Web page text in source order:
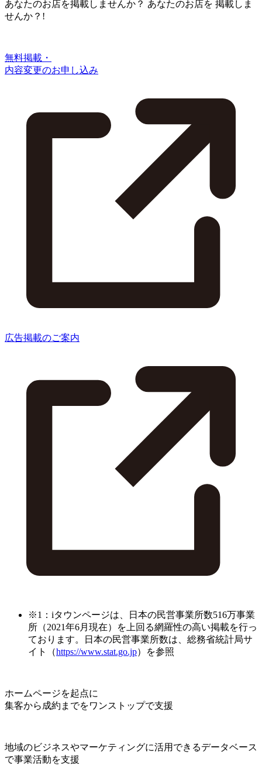
あなたのお店を掲載しませんか？ あなたのお店を 掲載しま
せんか？!
無料掲載・
内容変更のお申し込み
広告掲載のご案内
※1：iタウンページは、日本の民営事業所数516万事業
所（2021年6月現在）を上回る網羅性の高い掲載を行っ
ております。日本の民営事業所数は、総務省統計局サ
イト（https://www.stat.go.jp）を参照
ホームページを起点に
集客から成約までをワンストップで支援
地域のビジネスやマーケティングに活用できるデータベース
で事業活動を支援